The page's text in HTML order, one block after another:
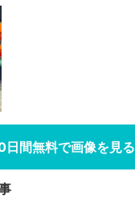
日間無料で画像を見る